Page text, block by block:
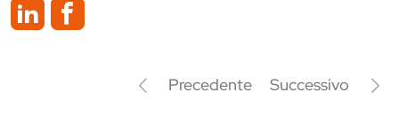
Precedente Successivo